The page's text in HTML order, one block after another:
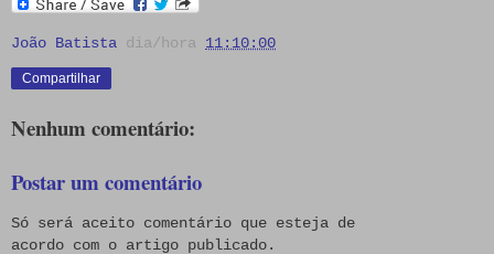
João Batista dia/hora 11:10:00
Compartilhar
Nenhum comentário:
Postar um comentário
Só será aceito comentário que esteja de
acordo com o artigo publicado.